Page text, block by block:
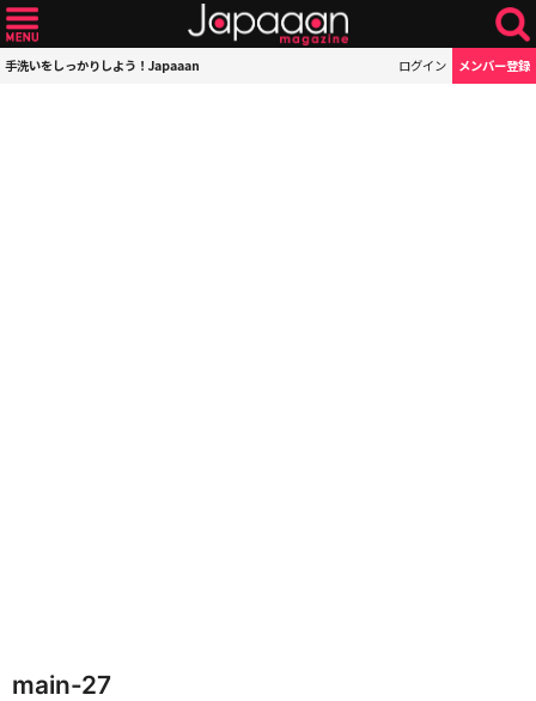
手洗いをしっかりしよう！Japaaan ログイン メンバー登録
main-27